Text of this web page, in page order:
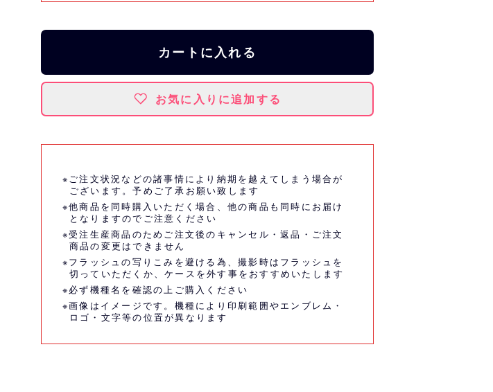
カートに入れる
お気に入りに追加する
※ご注文状況などの諸事情により納期を越えてしまう場合が
ございます。予めご了承お願い致します
※他商品を同時購入いただく場合、他の商品も同時にお届け
となりますのでご注意ください
※受注生産商品のためご注文後のキャンセル・返品・ご注文
商品の変更はできません
※フラッシュの写りこみを避ける為、撮影時はフラッシュを
切っていただくか、ケースを外す事をおすすめいたします
※必ず機種名を確認の上ご購入ください
※画像はイメージです。機種により印刷範囲やエンブレム・
ロゴ・文字等の位置が異なります